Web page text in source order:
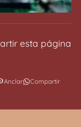
esta página
Anclar Compartir